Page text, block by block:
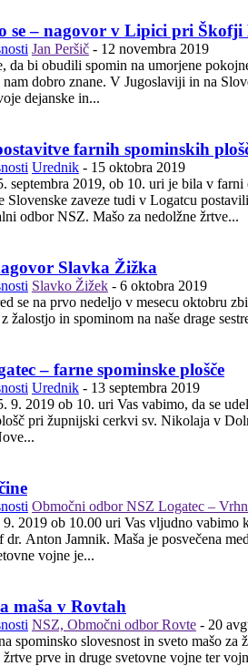
se – nagovor v Lipici pri
Jan Peršič - 12 novembra 2019
bi obudili spomin na umorjene pokojne in
dobro znane. V Jugoslaviji in na
dejanske in...
farnih spominskih
Urednik - 15 oktobra 2019
septembra 2019, ob 10. uri je bila v
zaveze tudi v Logatcu postavili spomenik
odbor NSZ. Mašo za nedolžne žrtve...
Slavka Žižka
Slavko Žižek - 6 oktobra 2019
se na prvo nedeljo v mesecu oktobru
žalostjo in spominom na naše drage
– farne spominske plošče
Urednik - 13 septembra 2019
9. 2019 ob 10. uri Vas vabimo, da se
pri župnijski cerkvi sv. Nikolaja v
Območni odbor NSZ Logatec –
ob 10.00 uri Vas vljudno vabimo k spominski sveti
dr. Anton Jamnik. Maša je posvečena
vojne je...
maša v Rovtah
NSZ, Območni odbor Rovte - 20
spominsko slovesnost in sveto mašo
žrtve prve in druge svetovne vojne ter